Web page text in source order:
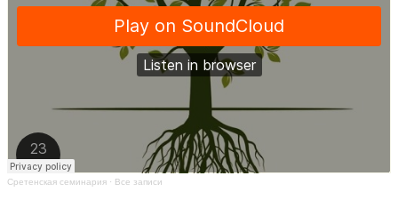
Сретенская семинария · Все записи